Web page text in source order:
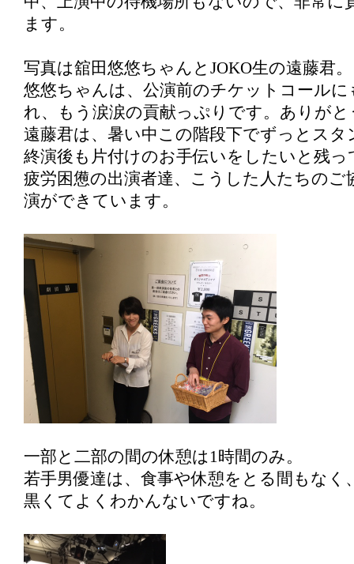
ます。
写真は舘田悠悠ちゃんとJOKO生の遠藤君。
悠悠ちゃんは、公演前のチケットコールに
れ、もう涙涙の貢献っぷりです。ありがと
遠藤君は、暑い中この階段下でずっとス
終演後も片付けのお手伝いをしたいと残
疲労困憊の出演者達、こうした人たちのご
演ができています。
一部と二部の間の休憩は1時間のみ。
若手男優達は、食事や休憩をとる間もなく
黒くてよくわかんないですね。